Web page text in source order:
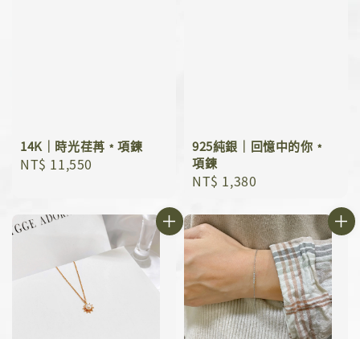
14K｜時光荏苒﹡項鍊
Regular
NT$ 11,550
925純銀｜回憶中的你﹡
項鍊
Regular
NT$ 1,380